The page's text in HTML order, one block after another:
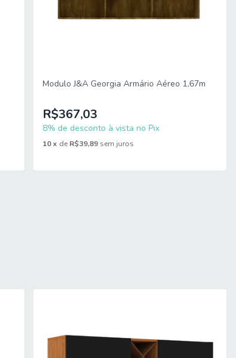
Modulo J&A Georgia Armário Aéreo 1,67m
R$367,03
8% de desconto à vista no Pix
10x de R$39,89 sem juros